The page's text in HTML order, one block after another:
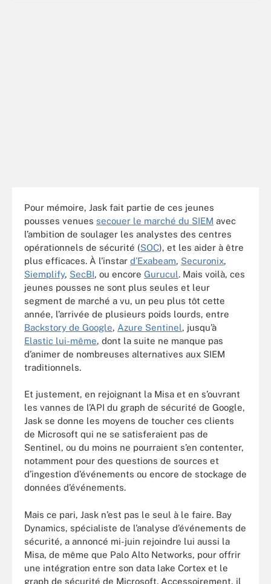
Pour mémoire, Jask fait partie de ces jeunes
pousses venues secouer le marché du SIEM avec
l’ambition de soulager les analystes des centres
opérationnels de sécurité (SOC), et les aider à être
plus efficaces. À l’instar d’Exabeam, Securonix,
Siemplify, SecBI, ou encore Gurucul. Mais voilà, ces
jeunes pousses ne sont plus seules et leur
segment de marché a vu, un peu plus tôt cette
année, l’arrivée de plusieurs poids lourds, entre
Backstory de Google, Azure Sentinel, jusqu’à
Elastic lui-même, dont la suite ne manque pas
d’animer de nombreuses alternatives aux SIEM
traditionnels.
Et justement, en rejoignant la Misa et en s’ouvrant
les vannes de l’API du graph de sécurité de Google,
Jask se donne les moyens de toucher ces clients
de Microsoft qui ne se satisferaient pas de
Sentinel, ou du moins ne pourraient s’en contenter,
notamment pour des questions de sources et
d’ingestion d’événements ou encore de stockage de
données d’événements.
Mais ce pari, Jask n’est pas le seul à le faire. Bay
Dynamics, spécialiste de l’analyse d’événements de
sécurité, a annoncé mi-juin rejoindre lui aussi la
Misa, de même que Palo Alto Networks, pour offrir
une intégration entre son data lake Cortex et le
graph de sécurité de Microsoft. Accessoirement, il